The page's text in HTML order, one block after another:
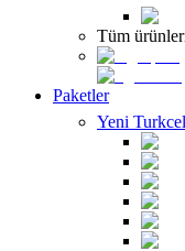
Tüm
Paketler
Yeni